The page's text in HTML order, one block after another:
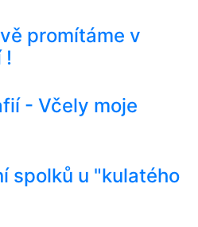
promítáme v
!
- Včely moje
spolků u "kulatého